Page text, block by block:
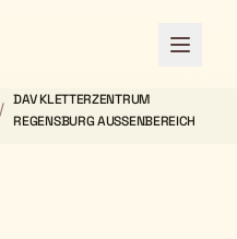
Menü
/ DAV KLETTERZENTRUM
REGENSBURG AUSSENBEREICH